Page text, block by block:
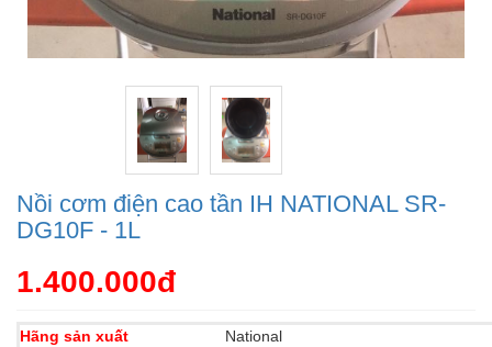
Nồi cơm điện cao tần IH NATIONAL SR-
DG10F - 1L
1.400.000đ
Hãng sản xuất
National